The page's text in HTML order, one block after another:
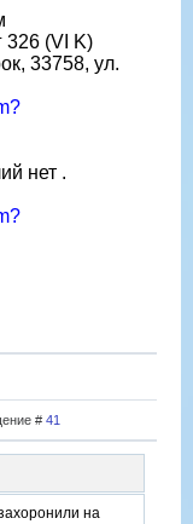
326 (VI K)
33758, ул.
нет .
# 41
на